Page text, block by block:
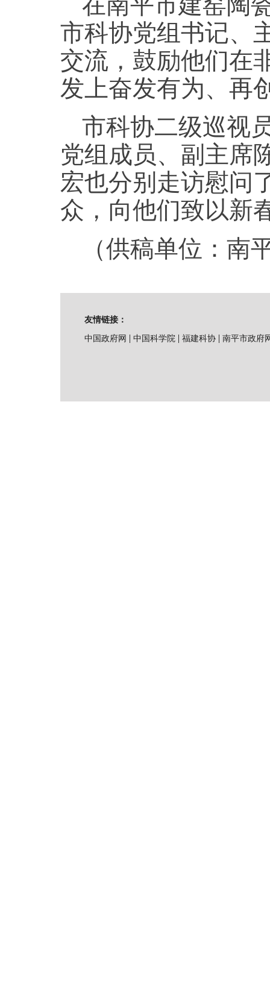
市科协党组书记、
交流，鼓励他们在
发上奋发有为、再
市科协二级巡视
党组成员、副主席
宏也分别走访慰问
众，向他们致以新
（供稿单位：南
友情链接：
中国政府网 | 中国科学院 | 福建科协 | 南平市政府